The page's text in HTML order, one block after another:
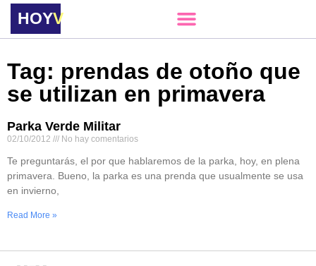
HOYVERE
Tag: prendas de otoño que
se utilizan en primavera
Parka Verde Militar
02/10/2012 No hay comentarios
Te preguntarás, el por que hablaremos de la parka, hoy, en plena
primavera. Bueno, la parka es una prenda que usualmente se usa
en invierno,
Read More »